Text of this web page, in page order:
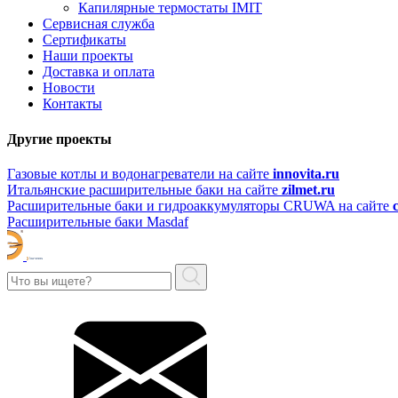
Капилярные термостаты IMIT
Сервисная служба
Сертификаты
Наши проекты
Доставка и оплата
Новости
Контакты
Другие проекты
Газовые котлы и водонагреватели на сайте innovita.ru
Итальянские расширительные баки на сайте zilmet.ru
Расширительные баки и гидроаккумуляторы CRUWA на сайте
Расширительные баки Masdaf